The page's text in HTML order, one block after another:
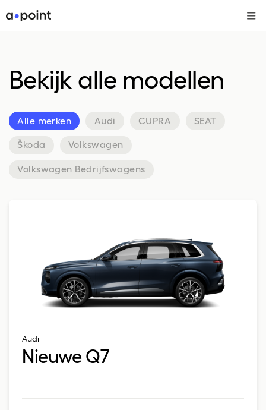
Bekijk alle modellen
Alle merken Audi CUPRA SEAT
Škoda Volkswagen
Volkswagen Bedrijfswagens
Audi
Nieuwe Q7